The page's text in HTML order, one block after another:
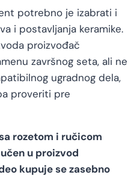
potrebno je izabrati i
i postavljanja keramike.
proizvođač
završnog seta, ali ne
ugradnog dela,
proveriti pre
rozetom i ručicom
u proizvod
kupuje se zasebno